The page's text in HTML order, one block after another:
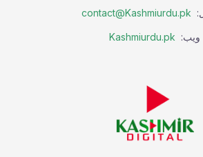
contact@Kashmiurdu.pk
ویب: Kashmiurdu.pk